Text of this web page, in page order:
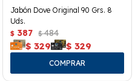
Jabón Dove Original 90 Grs. 8
Uds.
$ 387 $ 484
$ 329 $ 329